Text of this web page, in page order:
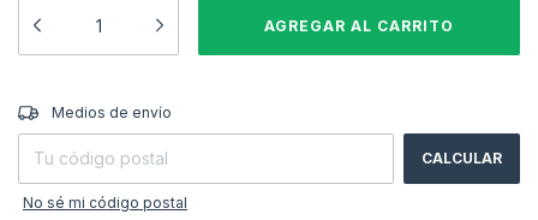
Entregas para el CP:
Medios de envío
CALCULAR
No sé mi código postal